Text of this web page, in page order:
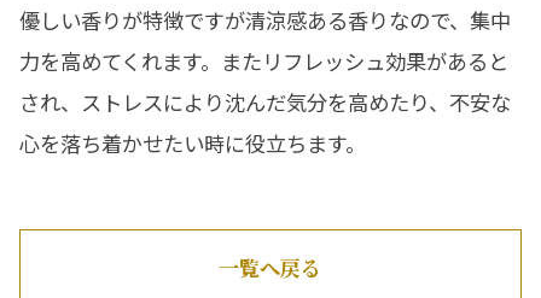
優しい香りが特徴ですが清涼感ある香りなので、集中
力を高めてくれます。またリフレッシュ効果があると
され、ストレスにより沈んだ気分を高めたり、不安な
心を落ち着かせたい時に役立ちます。
一覧へ戻る